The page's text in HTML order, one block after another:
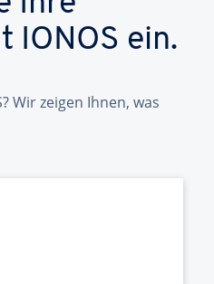
IONOS ein.
Wir zeigen Ihnen, was